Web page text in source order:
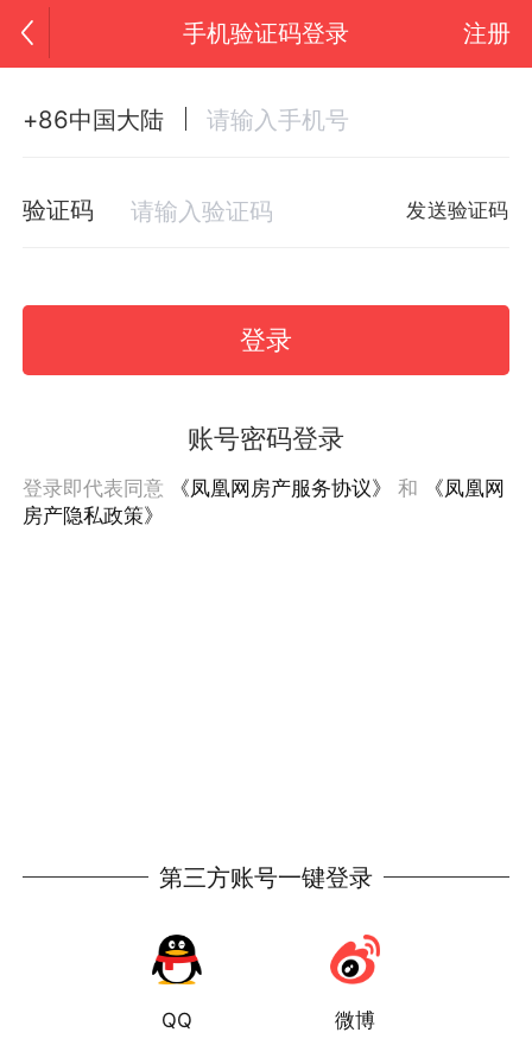
手机验证码登录 注册
+86中国大陆
验证码 发送验证码
登录
账号密码登录
登录即代表同意 《凤凰网房产服务协议》 和
《凤凰网
房产隐私政策》
第三方账号一键登录
QQ 微博